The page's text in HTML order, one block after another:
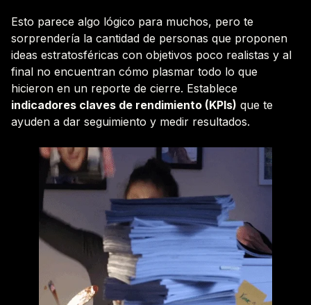
Esto parece algo lógico para muchos, pero te
sorprendería la cantidad de personas que proponen
ideas estratosféricas con objetivos poco realistas y al
final no encuentran cómo plasmar todo lo que
hicieron en un reporte de cierre. Establece
indicadores claves de rendimiento (KPIs) que te
ayuden a dar seguimiento y medir resultados.